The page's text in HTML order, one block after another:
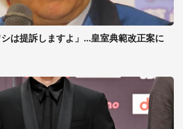
は提訴しますよ」...皇室典範改正案に